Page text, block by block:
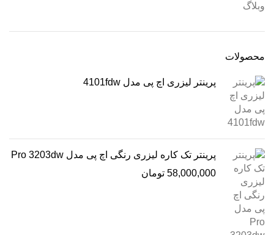
وبلاگ
محصولات
پرینتر لیزری اچ پی مدل 4101fdw
پرینتر تک کاره لیزری رنگی اچ پی مدل Pro 3203dw
58,000,000 تومان